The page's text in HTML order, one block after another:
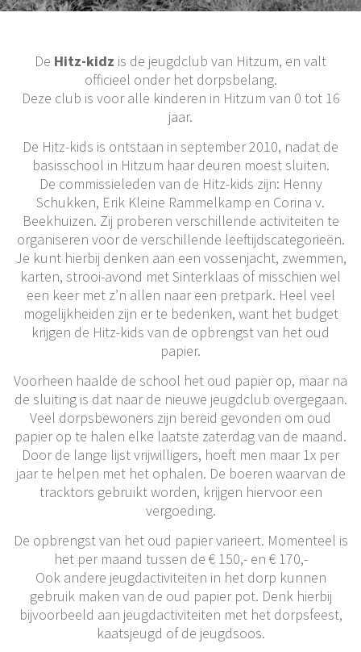
De Hitz-kidz is de jeugdclub van Hitzum, en valt
officieel onder het dorpsbelang.
Deze club is voor alle kinderen in Hitzum van 0 tot 16
jaar.
De Hitz-kids is ontstaan in september 2010, nadat de
basisschool in Hitzum haar deuren moest sluiten.
De commissieleden van de Hitz-kids zijn: Henny
Schukken, Erik Kleine Rammelkamp en Corina v.
Beekhuizen. Zij proberen verschillende activiteiten te
organiseren voor de verschillende leeftijdscategorieën.
Je kunt hierbij denken aan een vossenjacht, zwemmen,
karten, strooi-avond met Sinterklaas of misschien wel
een keer met z’n allen naar een pretpark. Heel veel
mogelijkheiden zijn er te bedenken, want het budget
krijgen de Hitz-kids van de opbrengst van het oud
papier.
Voorheen haalde de school het oud papier op, maar na
de sluiting is dat naar de nieuwe jeugdclub overgegaan.
Veel dorpsbewoners zijn bereid gevonden om oud
papier op te halen elke laatste zaterdag van de maand.
Door de lange lijst vrijwilligers, hoeft men maar 1x per
jaar te helpen met het ophalen. De boeren waarvan de
tracktors gebruikt worden, krijgen hiervoor een
vergoeding.
De opbrengst van het oud papier varieert. Momenteel is
het per maand tussen de € 150,- en € 170,-
Ook andere jeugdactiviteiten in het dorp kunnen
gebruik maken van de oud papier pot. Denk hierbij
bijvoorbeeld aan jeugdactiviteiten met het dorpsfeest,
kaatsjeugd of de jeugdsoos.